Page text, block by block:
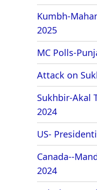
Kumbh-
2025
MC Polls-
Attack on
Sukhbir-Akal
2024
US-
Canada--
2024